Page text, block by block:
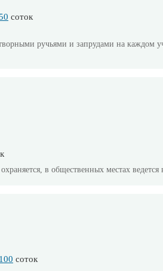
соток
ручьями и запрудами на каждом
в общественных местах ведется
100 соток